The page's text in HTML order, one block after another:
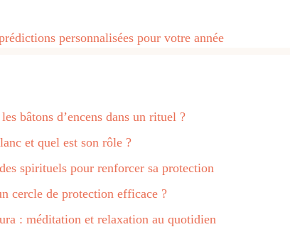
personnalisées pour votre année
bâtons d’encens dans un rituel ?
et quel est son rôle ?
spirituels pour renforcer sa protection
cercle de protection efficace ?
: méditation et relaxation au quotidien